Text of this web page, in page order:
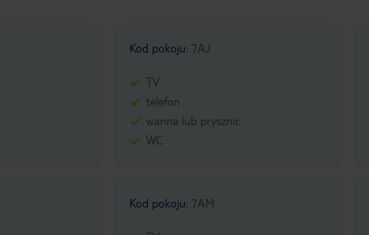
Kod pokoju: 7AJ
TV
telefon
wanna lub prysznic
WC
Kod pokoju: 7AM